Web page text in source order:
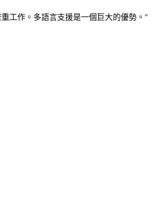
工作。多語言支援是一個巨大的優勢。"